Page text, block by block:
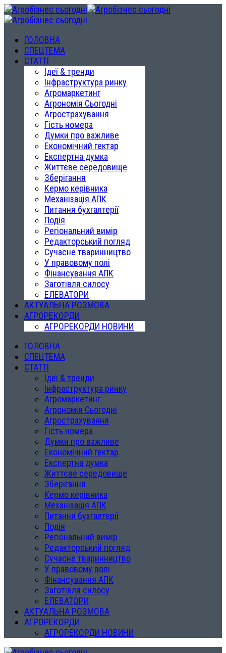
ГОЛОВНА
СПЕЦТЕМА
СТАТТІ
Ідеї & тренди
Інфраструктура ринку
Агромаркетинг
Агрономія Сьогодні
Агрострахування
Гість номера
Думки про важливе
Економічний гектар
Експертна думка
Життєве середовище
Зберігання
Кермо керівника
Механізація АПК
Питання бухгалтерії
Подія
Регіональний вимір
Редакторський погляд
Сучасне тваринництво
У правовому полі
Фінансування АПК
Заготівля силосу
ЕЛЕВАТОРИ
АКТУАЛЬНА РОЗМОВА
АГРОРЕКОРДИ
АГРОРЕКОРДИ НОВИНИ
ГОЛОВНА
СПЕЦТЕМА
СТАТТІ
Ідеї & тренди
Інфраструктура ринку
Агромаркетинг
Агрономія Сьогодні
Агрострахування
Гість номера
Думки про важливе
Економічний гектар
Експертна думка
Життєве середовище
Зберігання
Кермо керівника
Механізація АПК
Питання бухгалтерії
Подія
Регіональний вимір
Редакторський погляд
Сучасне тваринництво
У правовому полі
Фінансування АПК
Заготівля силосу
ЕЛЕВАТОРИ
АКТУАЛЬНА РОЗМОВА
АГРОРЕКОРДИ
АГРОРЕКОРДИ НОВИНИ